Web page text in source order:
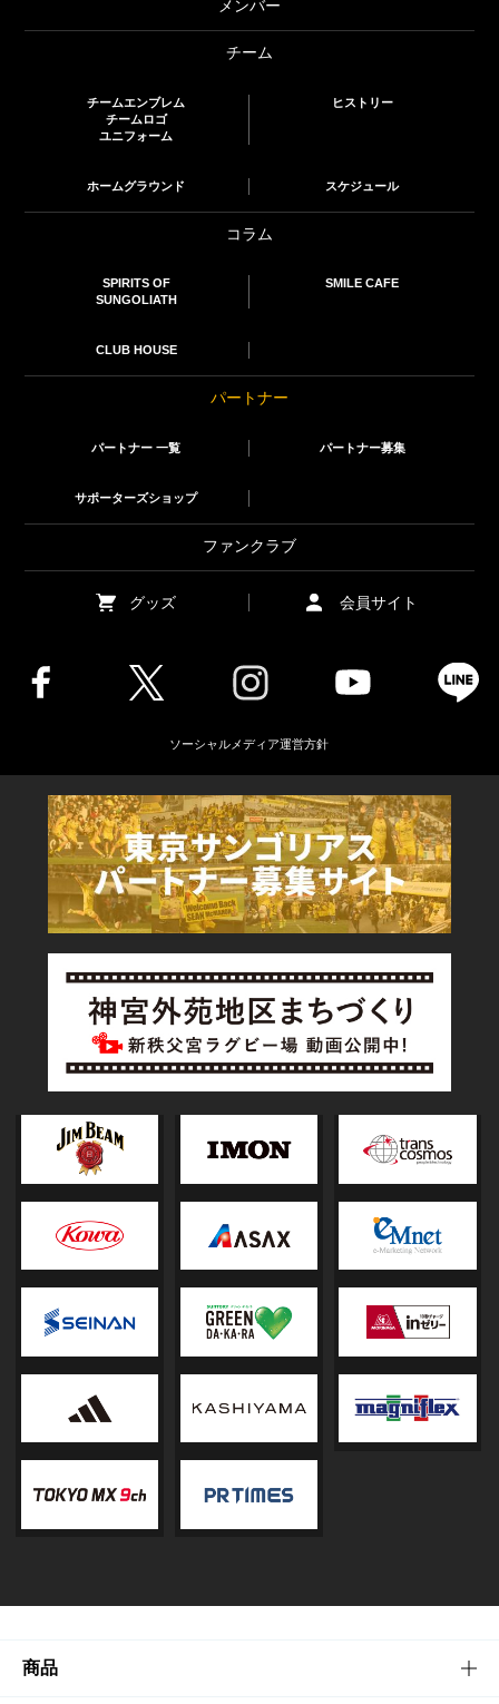
メンバー
チーム
チームエンブレム
チームロゴ
ユニフォーム
ヒストリー
ホームグラウンド スケジュール
コラム
SPIRITS OF
SUNGOLIATH
SMILE CAFE
CLUB HOUSE
パートナー
パートナー 一覧 パートナー募集
サポーターズショップ
ファンクラブ
グッズ 会員サイト
ソーシャルメディア運営方針
商品